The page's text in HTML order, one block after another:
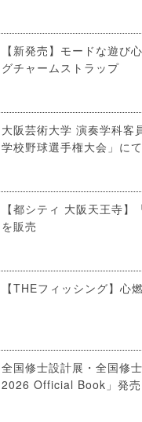
【新発売】モードな遊び
グチャームストラップ
大阪芸術大学 演奏学科客
学校野球選手権大会」に
【都シティ 大阪天王寺
を販売
【THEフィッシング】
全国修士設計展・全国修
2026 Official Book」発売